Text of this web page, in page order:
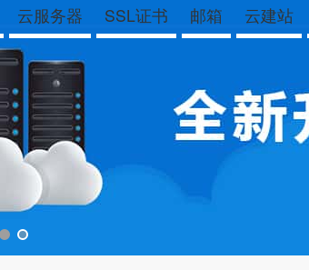
云服务器 SSL证书 邮箱 云建站